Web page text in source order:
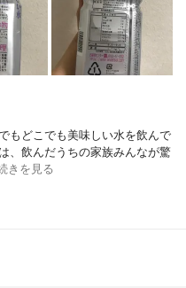
もどこでも美味しい水を飲んで
、飲んだうちの家族みんなが驚
きを見る